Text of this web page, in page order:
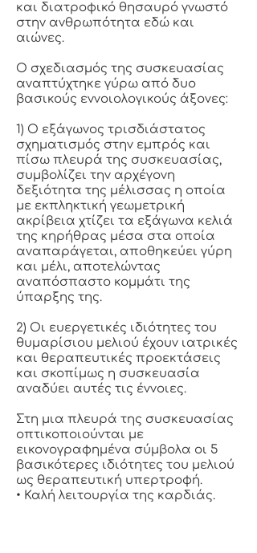
και διατροφικό θησαυρό γνωστό
στην ανθρωπότητα εδώ και
αιώνες.
Ο σχεδιασμός της συσκευασίας
αναπτύχτηκε γύρω από δυο
βασικούς εννοιολογικούς άξονες:
1) Ο εξάγωνος τρισδιάστατος
σχηματισμός στην εμπρός και
πίσω πλευρά της συσκευασίας,
συμβολίζει την αρχέγονη
δεξιότητα της μέλισσας η οποία
με εκπληκτική γεωμετρική
ακρίβεια χτίζει τα εξάγωνα κελιά
της κηρήθρας μέσα στα οποία
αναπαράγεται, αποθηκεύει γύρη
και μέλι, αποτελώντας
αναπόσπαστο κομμάτι της
ύπαρξης της.
2) Οι ευεργετικές ιδιότητες του
θυμαρίσιου μελιού έχουν ιατρικές
και θεραπευτικές προεκτάσεις
και σκοπίμως η συσκευασία
αναδύει αυτές τις έννοιες.
Στη μια πλευρά της συσκευασίας
οπτικοποιούνται με
εικονογραφημένα σύμβολα οι 5
βασικότερες ιδιότητες του μελιού
ως θεραπευτική υπερτροφή.
• Καλή λειτουργία της καρδιάς.